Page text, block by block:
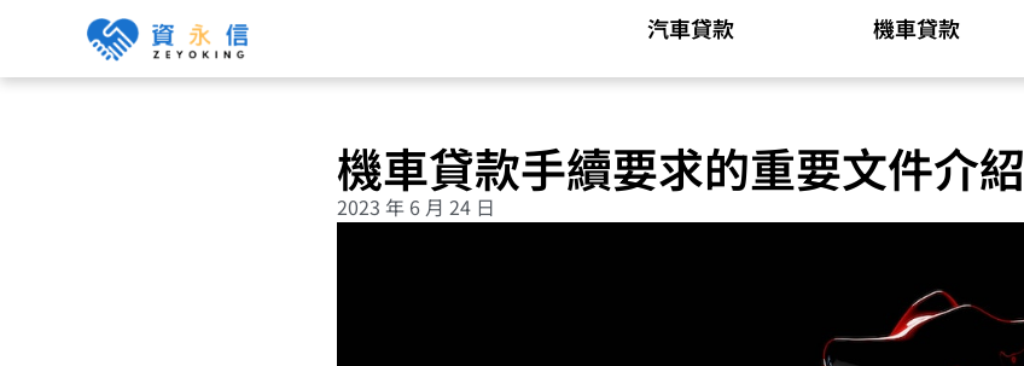
汽車貸款 機車貸款
機車貸款手續要求的重要文件介紹
2023 年 6 月 24 日